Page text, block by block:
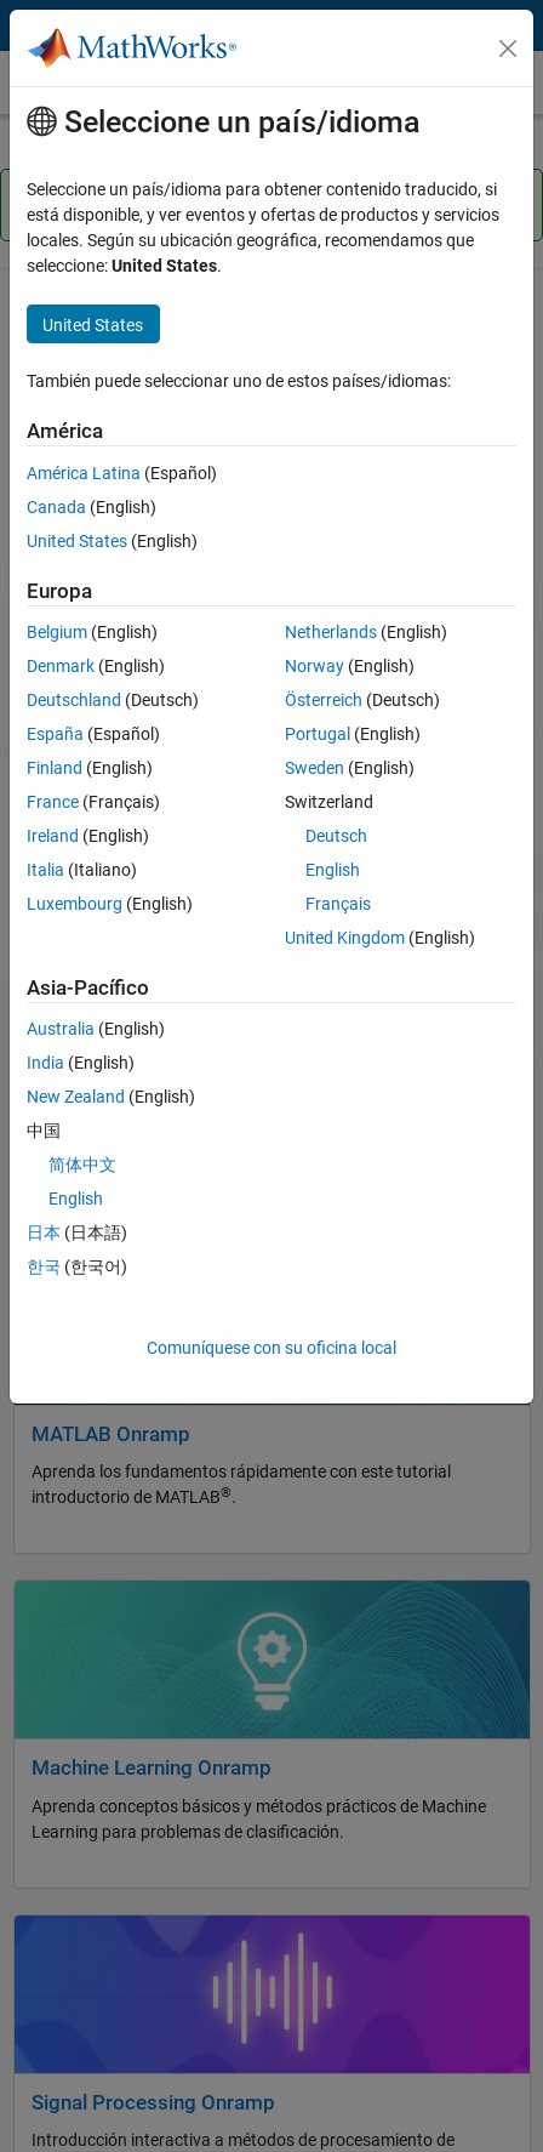
Saltar al contenido
Tutoriales de MATLAB
Su empresa proporciona acceso a
cursos a su ritmo.
Inicie su
aprendizaje.
Aprenda a usar MATLAB con
tutoriales gratuitos
Amplíe sus conocimientos con opciones de formación flexibles.
prácticos sobre las funcionalidades del producto.
Nota: Debe utilizar un equipo de escritorio para realizar los cursos.
Introduzca su dirección de email y recibirá un enlace para realizar
estos cursos en otro momento.
Correo electrónico
reCAPTCHA helps prevent automated form spam.
¿Acaba de descubrir MATLAB? Comience
Navegación de panel
MATLAB Onramp
Aprenda los fundamentos rápidamente con este tutorial
introductorio de MATLAB®.
Machine Learning Onramp
Aprenda conceptos básicos y métodos prácticos de Machine
Learning para problemas de clasificación.
Signal Processing Onramp
Introducción interactiva a métodos de procesamiento de
Seleccione un país/idioma
Seleccione un país/idioma para obtener contenido traducido, si
está disponible, y ver eventos y ofertas de productos y servicios
locales. Según su ubicación geográfica, recomendamos que
seleccione:United States.
United States
También puede seleccionar uno de estos países/idiomas:
América
América Latina (Español)
Canada (English)
United States (English)
Europa
Belgium (English)
Denmark (English)
Deutschland (Deutsch)
España (Español)
Finland (English)
France (Français)
Ireland (English)
Italia (Italiano)
Luxembourg (English)
Netherlands(English)
Norway(English)
Österreich (Deutsch)
Portugal (English)
Sweden (English)
Switzerland
Deutsch
English
Français
United Kingdom(English)
Asia-Pacífico
Australia (English)
India (English)
New Zealand (English)
中国
简体中文
English
日本 (日本語)
한국 (한국어)
Comuníquese con su oficina local